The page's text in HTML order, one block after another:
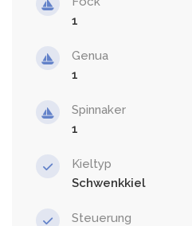
1
Genua
1
Spinnaker
1
Kieltyp
Schwenkkiel
Steuerung